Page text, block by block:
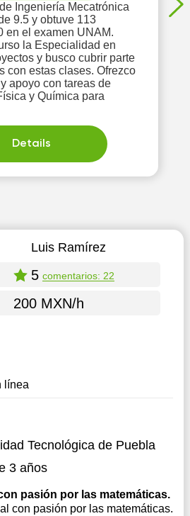
Ingeniería Mecatrónica
9.5 y obtuve 113
en el examen UNAM.
la Especialidad en
y busco cubrir parte
estas clases. Ofrezco
apoyo con tareas de
y Química para
Details
Luis Ramírez
5 comentarios: 22
200 MXN/h
línea
Tecnológica de Puebla
3 años
pasión por las matemáticas.
con pasión por las matemáticas.